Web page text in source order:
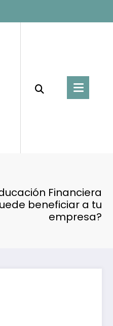
Financiera
beneficiar a tu
empresa?